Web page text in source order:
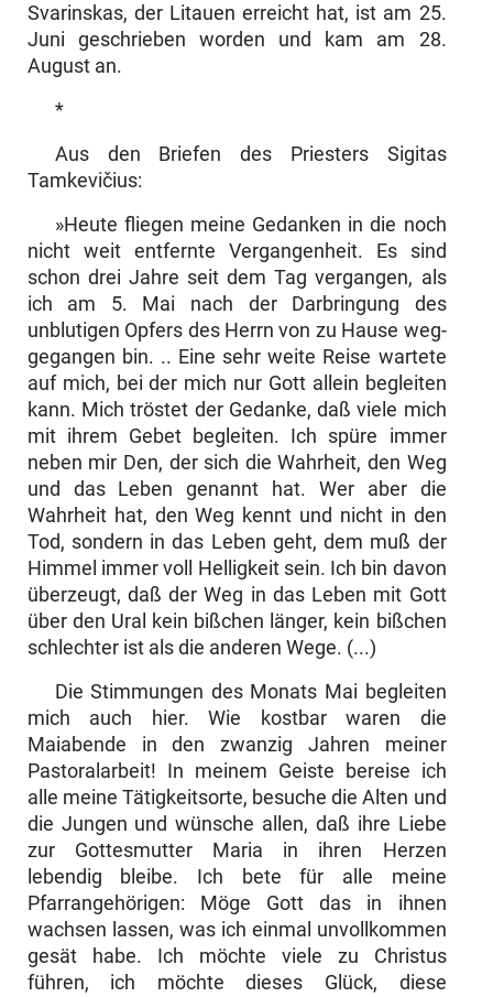
Svarinskas, der Litauen erreicht hat, ist am 25.
Juni geschrieben worden und kam am 28.
August an.
*
Aus den Briefen des Priesters Sigitas
Tamkevičius:
»Heute fliegen meine Gedanken in die noch
nicht weit entfernte Vergangen­heit. Es sind
schon drei Jahre seit dem Tag vergangen, als
ich am 5. Mai nach der Darbringung des
unblutigen Opfers des Herrn von zu Hause weg­
gegangen bin. .. Eine sehr weite Reise wartete
auf mich, bei der mich nur Gott allein begleiten
kann. Mich tröstet der Gedanke, daß viele mich
mit ihrem Gebet begleiten. Ich spüre immer
neben mir Den, der sich die Wahr­heit, den Weg
und das Leben genannt hat. Wer aber die
Wahrheit hat, den Weg kennt und nicht in den
Tod, sondern in das Leben geht, dem muß der
Himmel immer voll Helligkeit sein. Ich bin davon
überzeugt, daß der Weg in das Leben mit Gott
über den Ural kein bißchen länger, kein bißchen
schlechter ist als die anderen Wege. (...)
Die Stimmungen des Monats Mai begleiten
mich auch hier. Wie kostbar waren die
Maiabende in den zwanzig Jahren meiner
Pastoralarbeit! In meinem Geiste bereise ich
alle meine Tätigkeitsorte, besuche die Alten und
die Jungen und wünsche allen, daß ihre Liebe
zur Gottesmutter Maria in ihren Herzen
lebendig bleibe. Ich bete für alle meine
Pfarrangehörigen: Möge Gott das in ihnen
wachsen lassen, was ich einmal unvollkommen
gesät habe. Ich möchte viele zu Christus
führen, ich möchte dieses Glück, diese